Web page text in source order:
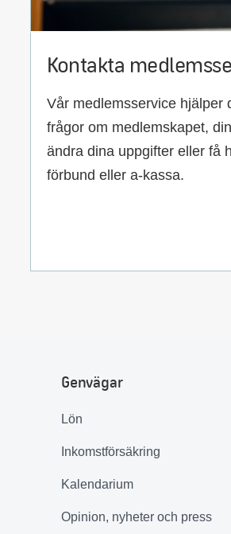
Kontakta
Vår medlemsservice hjälper
frågor om medlemskapet,
ändra dina uppgifter eller få
förbund eller a-kassa.
Genvägar
Lön
Inkomstförsäkring
Kalendarium
Opinion, nyheter och press